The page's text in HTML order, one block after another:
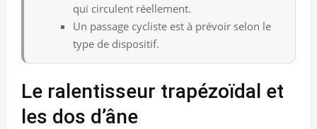
qui circulent réellement.
Un passage cycliste est à prévoir selon le
type de dispositif.
Le ralentisseur trapézoïdal et
les dos d’âne